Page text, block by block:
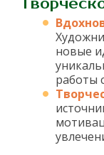
новые
работы